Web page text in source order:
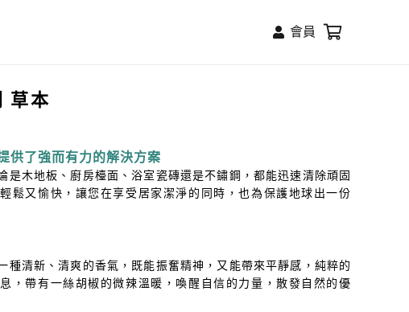
會員
草本
供了強而有力的解決方案
是木地板、廚房檯面、浴室瓷磚還是不鏽鋼，都能迅速清除頑固
鬆又愉快，讓您在享受居家潔淨的同時，也為保護地球出一份
種清新、清爽的香氣，既能振奮精神，又能帶來平靜感，純粹的
，帶有一絲胡椒的微辣溫暖，喚醒自信的力量，散發自然的優